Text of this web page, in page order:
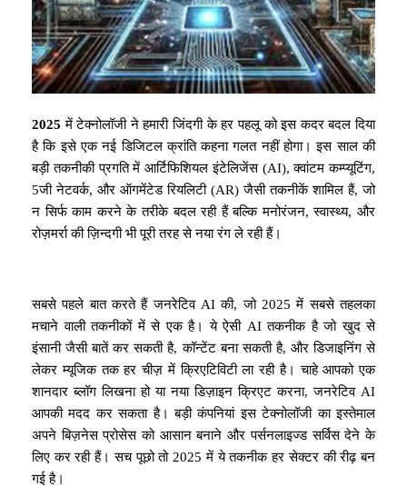
2025 में टेक्नोलॉजी ने हमारी जिंदगी के हर पहलू को इस कदर बदल दिया
है कि इसे एक नई डिजिटल क्रांति कहना गलत नहीं होगा। इस साल की
बड़ी तकनीकी प्रगति में आर्टिफिशियल इंटेलिजेंस (AI), क्वांटम कम्प्यूटिंग,
5जी नेटवर्क, और ऑगमेंटेड रियलिटी (AR) जैसी तकनीकें शामिल हैं, जो
न सिर्फ काम करने के तरीके बदल रही हैं बल्कि मनोरंजन, स्वास्थ्य, और
रोज़मर्रा की ज़िन्दगी भी पूरी तरह से नया रंग ले रही हैं।
सबसे पहले बात करते हैं जनरेटिव AI की, जो 2025 में सबसे तहलका
मचाने वाली तकनीकों में से एक है। ये ऐसी AI तकनीक है जो खुद से
इंसानी जैसी बातें कर सकती है, कॉन्टेंट बना सकती है, और डिजाइनिंग से
लेकर म्यूजिक तक हर चीज़ में क्रिएटिविटी ला रही है। चाहे आपको एक
शानदार ब्लॉग लिखना हो या नया डिज़ाइन क्रिएट करना, जनरेटिव AI
आपकी मदद कर सकता है। बड़ी कंपनियां इस टेक्नोलॉजी का इस्तेमाल
अपने बिज़नेस प्रोसेस को आसान बनाने और पर्सनलाइज्ड सर्विस देने के
लिए कर रही हैं। सच पूछो तो 2025 में ये तकनीक हर सेक्टर की रीढ़ बन
गई है।